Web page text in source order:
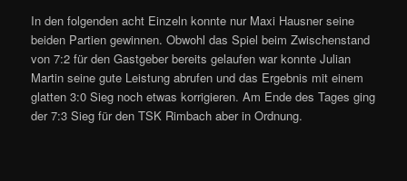
In den folgenden acht Einzeln konnte nur Maxi Hausner seine
beiden Partien gewinnen. Obwohl das Spiel beim Zwischenstand
von 7:2 für den Gastgeber bereits gelaufen war konnte Julian
Martin seine gute Leistung abrufen und das Ergebnis mit einem
glatten 3:0 Sieg noch etwas korrigieren. Am Ende des Tages ging
der 7:3 Sieg für den TSK Rimbach aber in Ordnung.